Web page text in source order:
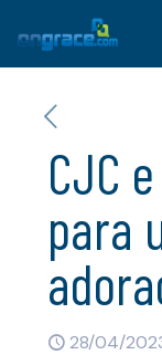
CJC
para
28/04/